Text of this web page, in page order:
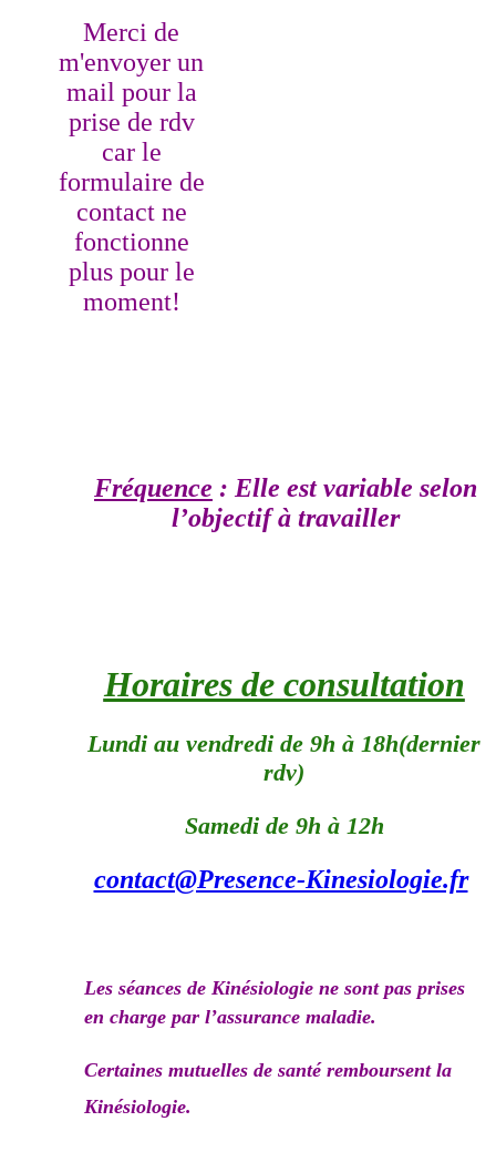
Merci de
m'envoyer un
mail pour la
prise de rdv
car le
formulaire de
contact ne
fonctionne
plus pour le
moment!
Fréquence : Elle est variable selon
l’objectif à travailler
Horaires de consultation
Lundi au vendredi de 9h à 18h(dernier
rdv)
Samedi de 9h à 12h
contact@Presence-Kinesiologie.fr
Les séances de Kinésiologie ne sont pas prises
en charge par l’assurance maladie.
Certaines mutuelles de santé remboursent la
Kinésiologie.